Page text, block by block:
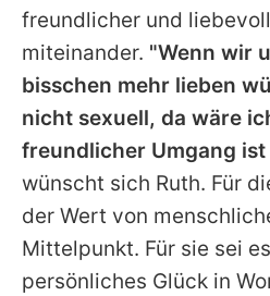
freundlicher und
miteinander. "Wenn wir
bisschen mehr lieben
nicht sexuell, da wäre
freundlicher Umgang
wünscht sich Ruth. Für
der Wert von
Mittelpunkt. Für sie sei
persönliches Glück in